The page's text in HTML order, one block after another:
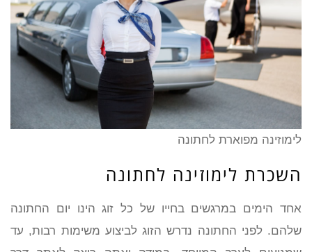
לימוזינה מפוארת לחתונה
השכרת לימוזינה לחתונה
אחד הימים במרגשים בחייו של כל זוג הינו יום החתונה
שלהם. לפני החתונה נדרש הזוג לביצוע משימות רבות, עד